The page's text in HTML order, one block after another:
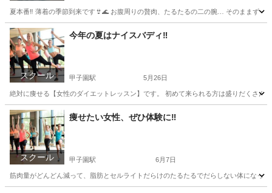
夏本番‼️ 薄着の季節到来です👙🌊 お腹周りの贅肉、たるたるの二の腕… そのままずっ
兵庫 西宮市 甲子園駅 美容健康
スクール
今年の夏はナイスバディ‼️
甲子園駅 5月26日
絶対に痩せる【女性のダイエットレッスン】です。 初めて来られる方は盛りだくさ
兵庫 西宮市 甲子園駅 その他 レッスン
スクール
痩せたい女性、ぜひ体験に‼️
甲子園駅 6月7日
筋肉量がどんどん減って、脂肪とセルライトだらけのたるたるでだらしない体になっ